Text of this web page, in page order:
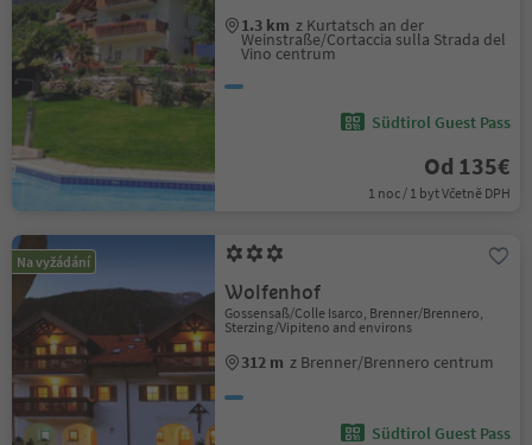
1.3 km z Kurtatsch an der
Weinstraße/Cortaccia sulla Strada del
Vino centrum
Südtirol Guest Pass
Od 135€
1 noc / 1 byt Včetně DPH
Na vyžádání
Wolfenhof
Gossensaß/Colle Isarco, Brenner/Brennero,
Sterzing/Vipiteno and environs
312 m z Brenner/Brennero centrum
Südtirol Guest Pass